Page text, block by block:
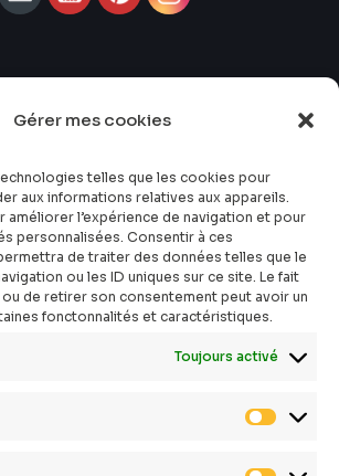
Gérer mes cookies
telles que les cookies pour
aux informations relatives aux appareils.
améliorer l’expérience de navigation et pour
personnalisées. Consentir à ces
de traiter des données telles que le
ou les ID uniques sur ce site. Le fait
de retirer son consentement peut avoir un
fonctonnalités et caractéristiques.
Toujours activé